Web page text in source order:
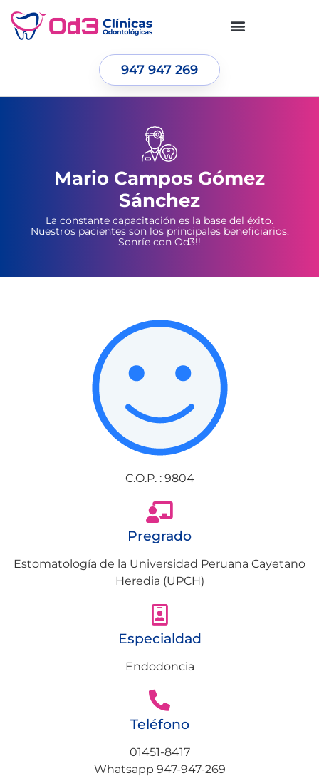
947 947 269
Mario Campos Gómez
Sánchez
La constante capacitación es la base del éxito.
Nuestros pacientes son los principales beneficiarios.
Sonríe con Od3!!
C.O.P. : 9804
Pregrado
Estomatología de la Universidad Peruana Cayetano
Heredia (UPCH)
Especialdad
Endodoncia
Teléfono
01451-8417
Whatsapp 947-947-269